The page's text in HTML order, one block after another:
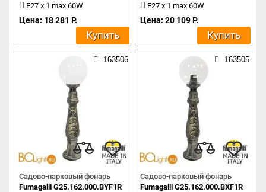
E27 x 1 max 60W
Цена: 18 281 Р.
Купить
E27 x 1 max 60W
Цена: 20 109 Р.
Купить
163506
Садово-парковый фонарь
Fumagalli G25.162.000.BYF1R
163505
Садово-парковый фонарь
Fumagalli G25.162.000.BXF1R